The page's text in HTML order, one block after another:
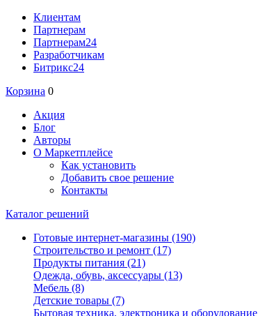
Клиентам
Партнерам
Партнерам24
Разработчикам
Битрикс24
Корзина 0
Акция
Блог
Авторы
О Маркетплейсе
Как установить
Добавить свое решение
Контакты
Каталог решений
Готовые интернет-магазины (190)
Строительство и ремонт (17)
Продукты питания (21)
Одежда, обувь, аксессуары (13)
Мебель (8)
Детские товары (7)
Бытовая техника, электроника и оборудование